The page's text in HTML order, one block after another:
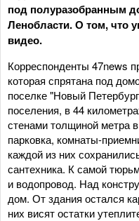
под полуразобранным
Ленобласти. О том, что
видео.
Корреспонденты 47news
которая спрятана под
поселке "Новый
поселения, в 44
стенами толщиной метра
парковка, комнаты-
каждой из них
сантехника. К самой
и водопровод. Над
дом. От здания остался
них висят остатки